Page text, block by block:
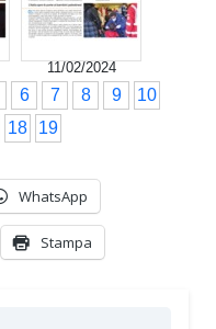
11/02/2024
6 7 8 9
10
18 19
WhatsApp
Stampa